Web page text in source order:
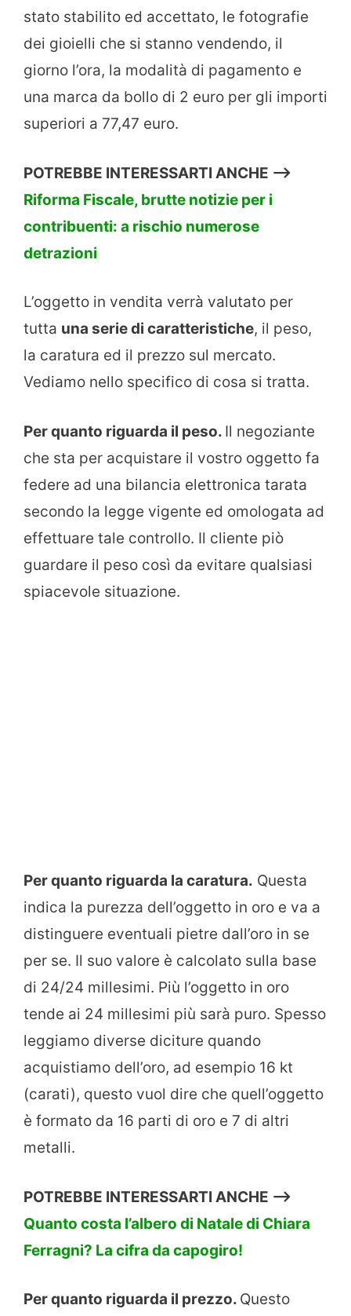
stato stabilito ed accettato, le fotografie
dei gioielli che si stanno vendendo, il
giorno l’ora, la modalità di pagamento e
una marca da bollo di 2 euro per gli importi
superiori a 77,47 euro.
POTREBBE INTERESSARTI ANCHE —>
Riforma Fiscale, brutte notizie per i
contribuenti: a rischio numerose
detrazioni
L’oggetto in vendita verrà valutato per
tutta una serie di caratteristiche, il peso,
la caratura ed il prezzo sul mercato.
Vediamo nello specifico di cosa si tratta.
Per quanto riguarda il peso. Il negoziante
che sta per acquistare il vostro oggetto fa
federe ad una bilancia elettronica tarata
secondo la legge vigente ed omologata ad
effettuare tale controllo. Il cliente piò
guardare il peso così da evitare qualsiasi
spiacevole situazione.
Per quanto riguarda la caratura. Questa
indica la purezza dell’oggetto in oro e va a
distinguere eventuali pietre dall’oro in se
per se. Il suo valore è calcolato sulla base
di 24/24 millesimi. Più l’oggetto in oro
tende ai 24 millesimi più sarà puro. Spesso
leggiamo diverse diciture quando
acquistiamo dell’oro, ad esempio 16 kt
(carati), questo vuol dire che quell’oggetto
è formato da 16 parti di oro e 7 di altri
metalli.
POTREBBE INTERESSARTI ANCHE —>
Quanto costa l’albero di Natale di Chiara
Ferragni? La cifra da capogiro!
Per quanto riguarda il prezzo. Questo